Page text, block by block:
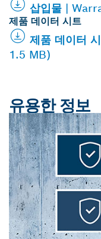
삽입물 |
제품 데이터 시트
제품 데이터
1.5 MB)
유용한 정보